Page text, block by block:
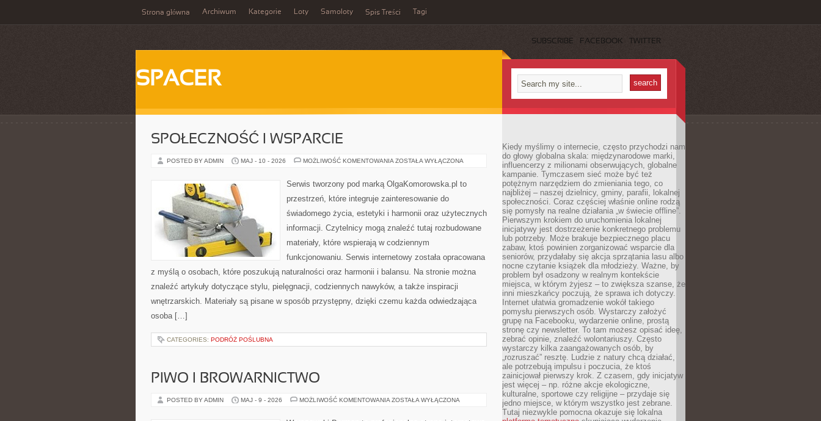
Strona główna Archiwum Kategorie Loty Samoloty Spis Treści Tagi
SUBSCRIBE FACEBOOK TWITTER
SPACER
SPOŁECZNOŚĆ I WSPARCIE
POSTED BY ADMIN MAJ - 10 - 2026 MOŻLIWOŚĆ KOMENTOWANIA SPOŁECZNOŚĆ
ZOSTAŁA WYŁĄCZONA
Serwis tworzony pod marką OlgaKomorowska.pl to
przestrzeń, które integruje zainteresowanie do
świadomego życia, estetyki i harmonii oraz użytecznych
informacji. Czytelnicy mogą znaleźć tutaj rozbudowane
materiały, które wspierają w codziennym
funkcjonowaniu. Serwis internetowy została opracowana
z myślą o osobach, które poszukują naturalności oraz harmonii i balansu. Na stronie można
znaleźć artykuły dotyczące stylu, pielęgnacji, codziennych nawyków, a także inspiracji
wnętrzarskich. Materiały są pisane w sposób przystępny, dzięki czemu każda odwiedzająca
osoba […]
CATEGORIES: PODRÓŻ POŚLUBNA
PIWO I BROWARNICTWO
POSTED BY ADMIN MAJ - 9 - 2026 MOŻLIWOŚĆ KOMENTOWANIA PIWO
ZOSTAŁA WYŁĄCZONA
Kiedy myślimy o internecie, często przychodzi nam
do głowy globalna skala: międzynarodowe marki,
influencerzy z milionami obserwujących, globalne
kampanie. Tymczasem sieć może być też
potężnym narzędziem do zmieniania tego, co
najbliżej – naszej dzielnicy, gminy, parafii, lokalnej
społeczności. Coraz częściej właśnie online rodzą
się pomysły na realne działania „w świecie offline”.
Pierwszym krokiem do uruchomienia lokalnej
inicjatywy jest dostrzeżenie konkretnego problemu
lub potrzeby. Może brakuje bezpiecznego placu
zabaw, ktoś powinien zorganizować wsparcie dla
seniorów, przydałaby się akcja sprzątania lasu albo
nocne czytanie książek dla młodzieży. Ważne, by
problem był osadzony w realnym kontekście
miejsca, w którym żyjesz – to zwiększa szanse, że
inni mieszkańcy poczują, że sprawa ich dotyczy.
Internet ułatwia gromadzenie wokół takiego
pomysłu pierwszych osób. Wystarczy założyć
grupę na Facebooku, wydarzenie online, prostą
stronę czy newsletter. To tam możesz opisać ideę,
zebrać opinie, znaleźć wolontariuszy. Często
wystarczy kilka zaangażowanych osób, by
„rozruszać” resztę. Ludzie z natury chcą działać,
ale potrzebują impulsu i poczucia, że ktoś
zainicjował pierwszy krok. Z czasem, gdy inicjatyw
jest więcej – np. różne akcje ekologiczne,
kulturalne, sportowe czy religijne – przydaje się
jedno miejsce, w którym wszystko jest zebrane.
Tutaj niezwykle pomocna okazuje się lokalna